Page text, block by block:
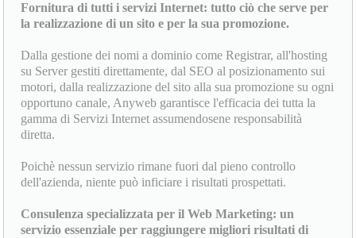
Fornitura di tutti i servizi Internet: tutto ciò che serve per
la realizzazione di un sito e per la sua promozione.
Dalla gestione dei nomi a dominio come Registrar, all'hosting
su Server gestiti direttamente, dal SEO al posizionamento sui
motori, dalla realizzazione del sito alla sua promozione su ogni
opportuno canale, Anyweb garantisce l'efficacia dei tutta la
gamma di Servizi Internet assumendosene responsabilità
diretta.
Poichè nessun servizio rimane fuori dal pieno controllo
dell'azienda, niente può inficiare i risultati prospettati.
Consulenza specializzata per il Web Marketing: un
servizio essenziale per raggiungere migliori risultati di